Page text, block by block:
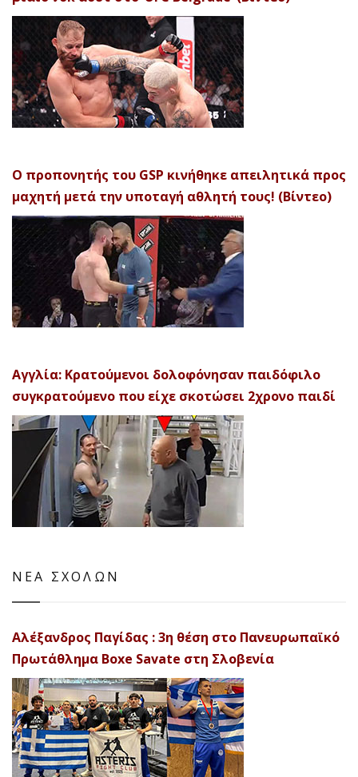
Ο προπονητής του GSP κινήθηκε απειλητικά προς
μαχητή μετά την υποταγή αθλητή τους! (Βίντεο)
Αγγλία: Κρατούμενοι δολοφόνησαν παιδόφιλο
συγκρατούμενο που είχε σκοτώσει 2χρονο παιδί
ΝΕΑ ΣΧΟΛΩΝ
Αλέξανδρος Παγίδας : 3η θέση στο Πανευρωπαϊκό
Πρωτάθλημα Boxe Savate στη Σλοβενία